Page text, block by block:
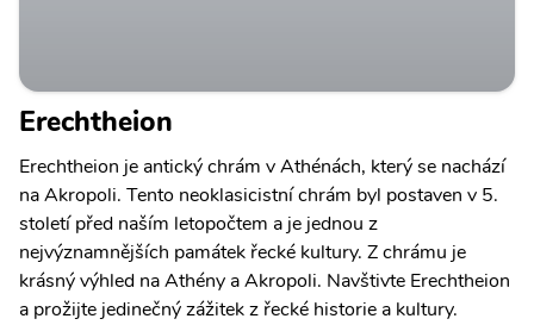
Erechtheion
Erechtheion je antický chrám v Athénách, který se nachází
na Akropoli. Tento neoklasicistní chrám byl postaven v 5.
století před naším letopočtem a je jednou z
nejvýznamnějších památek řecké kultury. Z chrámu je
krásný výhled na Athény a Akropoli. Navštivte Erechtheion
a prožijte jedinečný zážitek z řecké historie a kultury.